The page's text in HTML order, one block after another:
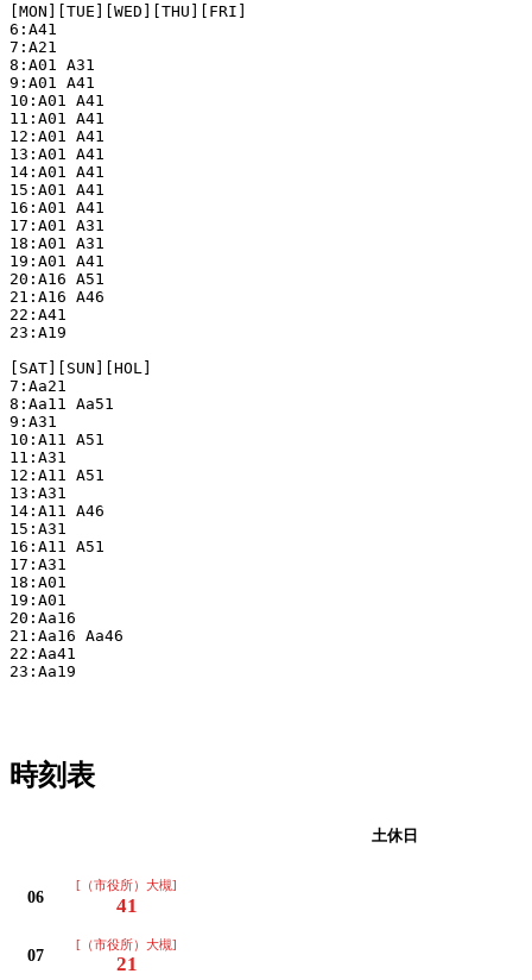
[MON][TUE][WED][THU][FRI]
6:A41
7:A21
8:A01 A31
9:A01 A41
10:A01 A41
11:A01 A41
12:A01 A41
13:A01 A41
14:A01 A41
15:A01 A41
16:A01 A41
17:A01 A31
18:A01 A31
19:A01 A41
20:A16 A51
21:A16 A46
22:A41
23:A19
[SAT][SUN][HOL]
7:Aa21
8:Aa11 Aa51
9:A31
10:A11 A51
11:A31
12:A11 A51
13:A31
14:A11 A46
15:A31
16:A11 A51
17:A31
18:A01
19:A01
20:Aa16
21:Aa16 Aa46
22:Aa41
23:Aa19
時刻表
土休日
06
[（市役所）大槻]
41
07
[（市役所）大槻]
21